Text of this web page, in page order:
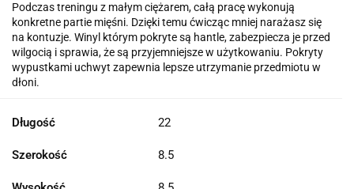
Podczas treningu z małym ciężarem, całą pracę wykonują
konkretne partie mięśni. Dzięki temu ćwicząc mniej narażasz się
na kontuzje. Winyl którym pokryte są hantle, zabezpiecza je przed
wilgocią i sprawia, że są przyjemniejsze w użytkowaniu. Pokryty
wypustkami uchwyt zapewnia lepsze utrzymanie przedmiotu w
dłoni.
Długość 22
Szerokość 8.5